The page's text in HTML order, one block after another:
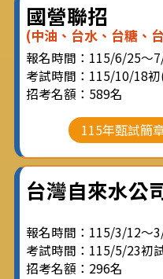
國營聯招
(中油、台水、台糖、
報名時間：115/6/25～
考試時間：115/10/18
招考名額：589名
115年甄試簡
台灣自來水公
報名時間：115/3/12～
考試時間：115/5/23初
招考名額：296名